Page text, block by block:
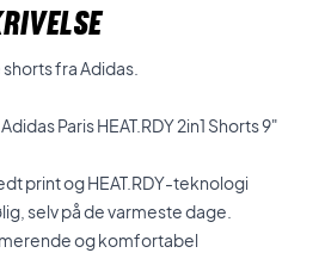
fra Adidas.
Paris HEAT.RDY 2in1 Shorts 9"
print og HEAT.RDY-teknologi
selv på de varmeste dage.
og komfortabel